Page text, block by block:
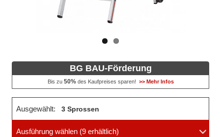
BG BAU-Förderung
Bis zu 50%des Kaufpreises sparen! >> Mehr Infos
Ausgewählt: 3 Sprossen
Ausführung wählen (9 erhältlich)